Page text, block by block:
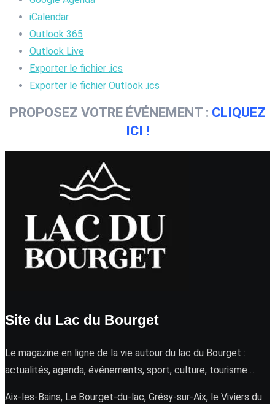
iCalendar
Outlook 365
Outlook Live
Exporter le fichier .ics
Exporter le fichier Outlook .ics
PROPOSEZ VOTRE ÉVÉNEMENT : CLIQUEZ
ICI !
Site du Lac du Bourget
Le magazine en ligne de la vie autour du lac du Bourget :
actualités, agenda, événements, sport, culture, tourisme …
Aix-les-Bains, Le Bourget-du-lac, Grésy-sur-Aix, le Viviers du